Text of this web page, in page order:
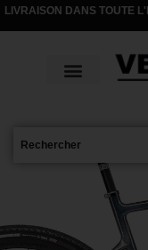
LIVRAISON DANS TOUTE